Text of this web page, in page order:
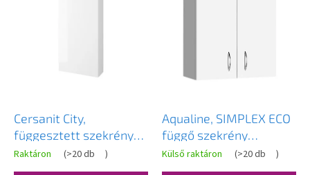
Cersanit City,
függesztett szekrény
40x14x80 cm, fehér
fényes, S584-020-DSM
Raktáron (>20 db )
Aqualine, SIMPLEX ECO
függő szekrény
50x60x24cm, SIME530
A
termék
Külső raktáron (>20 db )